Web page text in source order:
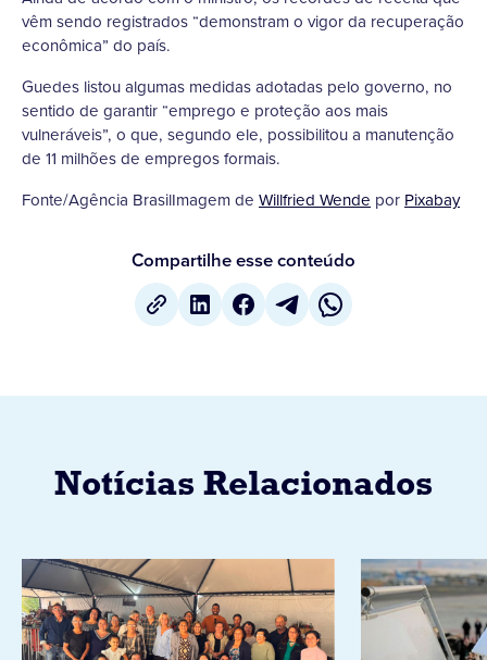
vêm sendo registrados “demonstram o vigor da recuperação
econômica” do país.
Guedes listou algumas medidas adotadas pelo governo, no
sentido de garantir “emprego e proteção aos mais
vulneráveis”, o que, segundo ele, possibilitou a manutenção
de 11 milhões de empregos formais.
Fonte/Agência BrasilImagem de Willfried Wende por Pixabay
Compartilhe esse conteúdo
Notícias Relacionados